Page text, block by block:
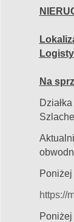
Na
Poniżej
https://